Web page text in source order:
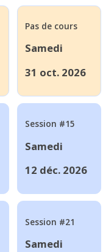
Pas de cours
Samedi
31 oct. 2026
Session #15
Samedi
12 déc. 2026
Session #21
Samedi